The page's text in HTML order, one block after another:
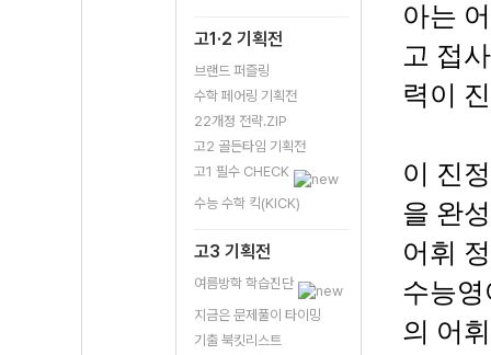
고1·2 기획전
브랜드 퍼즐링
수학 페어링 기획전
22개정 전략.ZIP
고2 골든타임 기획전
고1 필수 CHECK
수능 수학 킥(KICK)
고3 기획전
여름방학 학습진단
지금은 문제풀이 타이밍
기출 북킷리스트
아는
고 접
력이
이 진
을 완
어휘
수능
의 어